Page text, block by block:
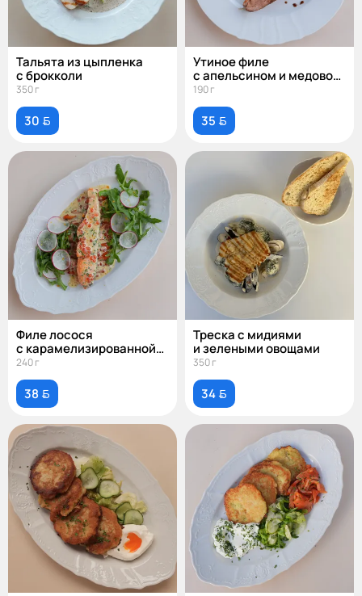
Тальята из цыпленка
с брокколи
350 г
30 
Утиное филе
с апельсином и медовой
глазурью
190 г
35 
Филе лосося
с карамелизированной
морковью
и апельсиновым соусом
240 г
38 
Треска с мидиями
и зелеными овощами
350 г
34 